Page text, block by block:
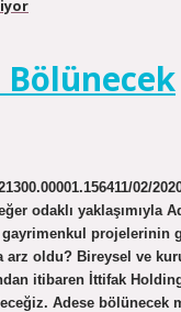
02/
odaklı
projelerinin
oldu? Bireysel ve
itibaren İttifak
Adese bölünecek